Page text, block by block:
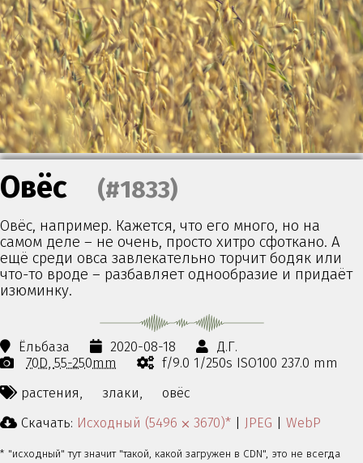
Овёс (#1833)
Овёс, например. Кажется, что его много, но на
самом деле – не очень, просто хитро сфоткано. А
ещё среди овса завлекательно торчит бодяк или
что-то вроде – разбавляет однообразие и придаёт
изюминку.
Ёльбаза 2020-08-18
Д.Г.
70D 55-250mm
f/9.0 1/250s ISO100 237.0 mm
растения,
злаки,
овёс
Скачать: Исходный (5496 ⨉ 3670)* | JPEG | WebP
* "исходный" тут значит "такой, какой загружен в CDN", это не всегда